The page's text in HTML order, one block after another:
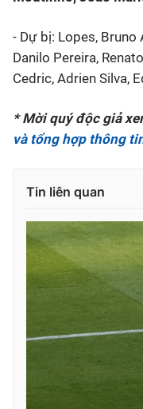
- Dự bị: Lopes, Bruno
Danilo Pereira,
Cedric, Adrien Silva,
* ​Mời quý độc giả
và tổng hợp thông
Tin liên quan